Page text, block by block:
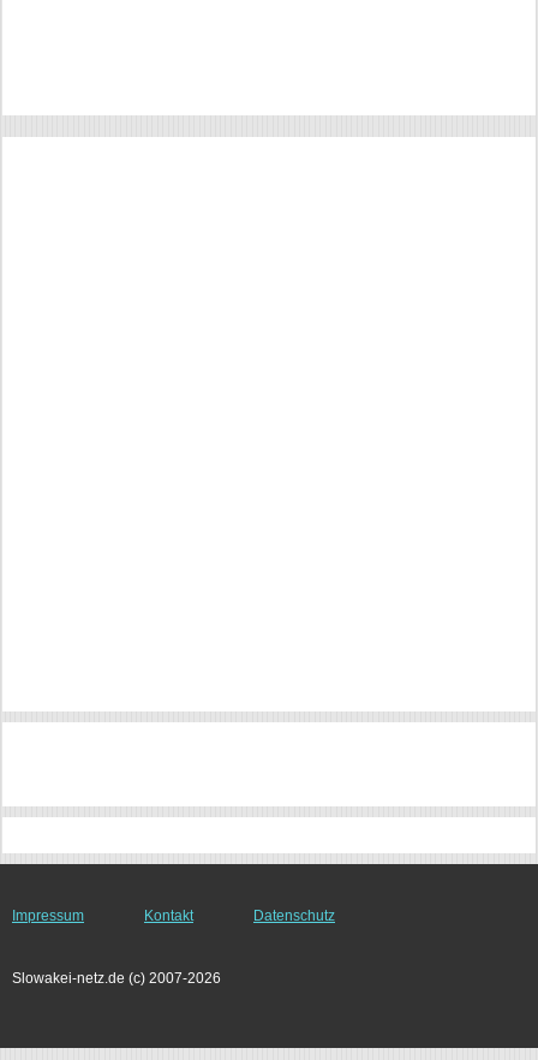
Impressum Kontakt Datenschutz
Slowakei-netz.de (c) 2007-2026